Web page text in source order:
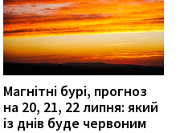
Магнітні бурі, прогноз
на 20, 21, 22 липня: який
із днів буде червоним